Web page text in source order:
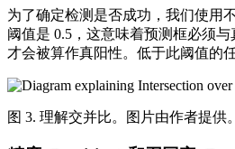
为了确定检测是否成功，我们使用
阈值是 0.5，这意味着预测框必须
才会被算作真阳性。低于此阈值的
图 3. 理解交并比。图片由作者提供。